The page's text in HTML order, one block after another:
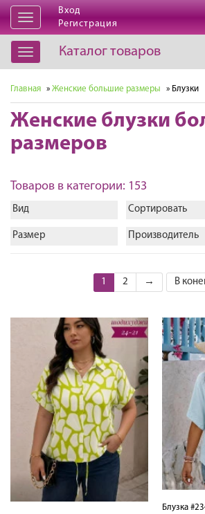
Открыть
навигацию
Вход
Регистрация
Открыть
навигацию
Каталог товаров
Главная » Женские большие размеры » Блузки
Женские блузки
размеров
Товаров в категории: 153
Вид Сортировать
Размер Производитель
1 2 → В
Блузка